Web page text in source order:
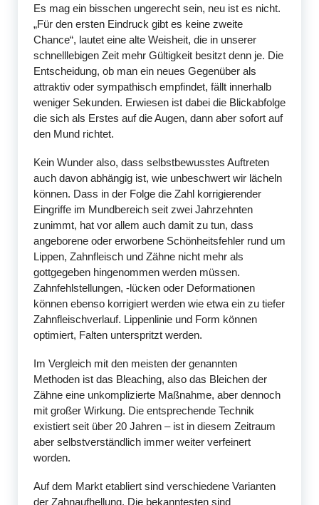
Es mag ein bisschen ungerecht sein, neu ist es nicht.
„Für den ersten Eindruck gibt es keine zweite
Chance“, lautet eine alte Weisheit, die in unserer
schnelllebigen Zeit mehr Gültigkeit besitzt denn je. Die
Entscheidung, ob man ein neues Gegenüber als
attraktiv oder sympathisch empfindet, fällt innerhalb
weniger Sekunden. Erwiesen ist dabei die Blickabfolge
die sich als Erstes auf die Augen, dann aber sofort auf
den Mund richtet.
Kein Wunder also, dass selbstbewusstes Auftreten
auch davon abhängig ist, wie unbeschwert wir lächeln
können. Dass in der Folge die Zahl korrigierender
Eingriffe im Mundbereich seit zwei Jahrzehnten
zunimmt, hat vor allem auch damit zu tun, dass
angeborene oder erworbene Schönheitsfehler rund um
Lippen, Zahnfleisch und Zähne nicht mehr als
gottgegeben hingenommen werden müssen.
Zahnfehlstellungen, -lücken oder Deformationen
können ebenso korrigiert werden wie etwa ein zu tiefer
Zahnfleischverlauf. Lippenlinie und Form können
optimiert, Falten unterspritzt werden.
Im Vergleich mit den meisten der genannten
Methoden ist das Bleaching, also das Bleichen der
Zähne eine unkomplizierte Maßnahme, aber dennoch
mit großer Wirkung. Die entsprechende Technik
existiert seit über 20 Jahren – ist in diesem Zeitraum
aber selbstverständlich immer weiter verfeinert
worden.
Auf dem Markt etabliert sind verschiedene Varianten
der Zahnaufhellung. Die bekanntesten sind